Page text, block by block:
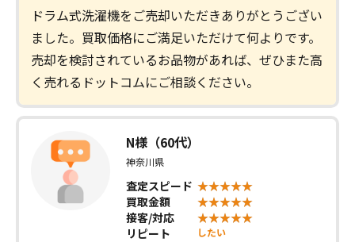
ドラム式洗濯機をご売却いただきありがとうござい
ました。買取価格にご満足いただけて何よりです。
売却を検討されているお品物があれば、ぜひまた高
く売れるドットコムにご相談ください。
N様（60代）
神奈川県
査定スピード
買取金額
接客/対応
リピート
したい